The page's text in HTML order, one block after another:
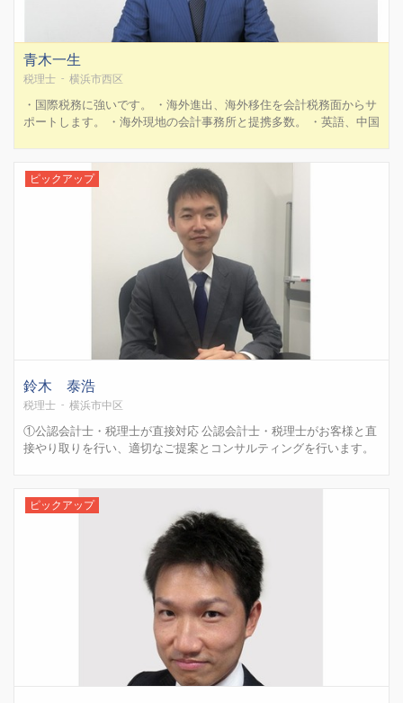
青木一生
税理士 - 横浜市西区
・国際税務に強いです。 ・海外進出、海外移住を会計税務面からサ
ポートします。 ・海外現地の会計事務所と提携多数。 ・英語、中国
す。 ・外資の日本法人設立、外国人の査証、登記関連も可...
ピックアップ
鈴木 泰浩
税理士 - 横浜市中区
①公認会計士・税理士が直接対応 公認会計士・税理士がお客様と直
接やり取りを行い、適切なご提案とコンサルティングを行います。
視 Chatwork、dropbox、skype等...
ピックアップ